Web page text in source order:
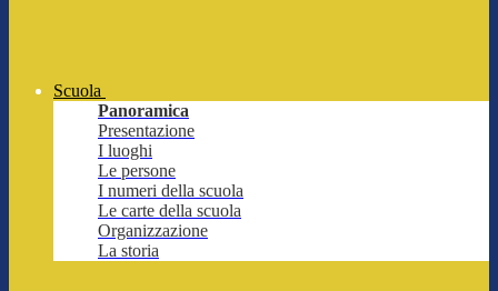
Scuola
Panoramica
Presentazione
I luoghi
Le persone
I numeri della scuola
Le carte della scuola
Organizzazione
La storia